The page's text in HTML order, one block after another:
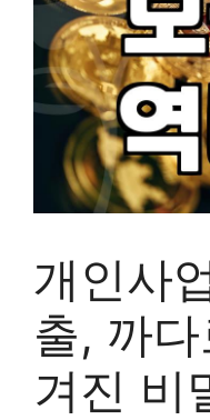
개인사
출, 까
겨진 비